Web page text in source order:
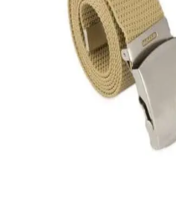
Quick View
ΑΝΔΡΙΚΕΣ ΖΩΝΕΣ